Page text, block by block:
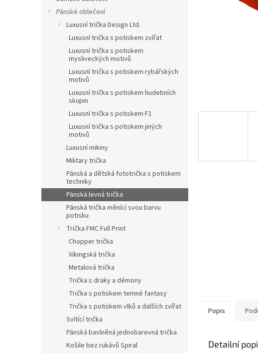
Pánské oblečení
Luxusní trička Design Ltd.
Luxusní trička s potiskem zvířat
Luxusní trička s potiskem
mysliveckých motivů
Luxusní trička s potiskem rybářských
motivů
Luxusní trička s potiskem hudebních
skupin
Luxusní trička s potiskem F1
Luxusní trička s potiskem jiných
motivů
Luxusní mikiny
Military trička
Pánská a dětská fototrička s potiskem
techniky
Pánská levná trička
Pánská trička měnící svou barvu
potisku
Trička FMC Full Print
Chopper trička
Vikingská trička
Metalová trička
Trička s draky a démony
Trička s potiskem temné fantasy
Trička s potiskem vlků a dalších zvířat
Svítící trička
Pánská bavlněná jednobarevná trička
Košile bez rukávů Spiral
Popis
Detailní